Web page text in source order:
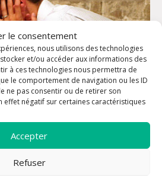
le consentement
nous utilisons des technologies
et/ou accéder aux informations des
à ces technologies nous permettra de
le comportement de navigation ou les ID
ne pas consentir ou de retirer son
effet négatif sur certaines caractéristiques
Accepter
Refuser